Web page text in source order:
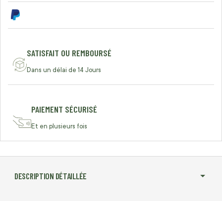
SATISFAIT OU REMBOURSÉ
Dans un délai de 14 Jours
PAIEMENT SÉCURISÉ
Et en plusieurs fois
DESCRIPTION DÉTAILLÉE